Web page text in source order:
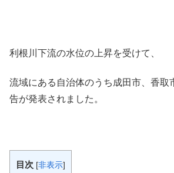
利根川下流の水位の上昇を受けて、
流域にある自治体のうち成田市、香取
告が発表されました。
目次 [非表示]